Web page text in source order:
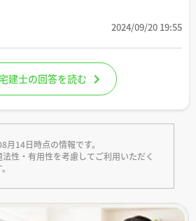
2024/09/20 19:55
建士の回答を読む
月14日時点の情報です。
性・有用性を考慮してご利用いただく